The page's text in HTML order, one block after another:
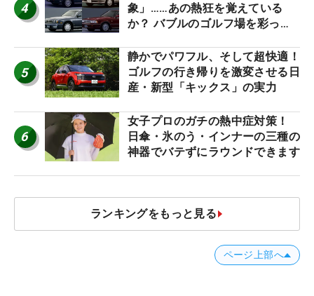
4
象」……あの熱狂を覚えている
か？ バブルのゴルフ場を彩った
5
静かでパワフル、そして超快適！
ゴルフの行き帰りを激変させる日
産・新型「キックス」の実力
6
女子プロのガチの熱中症対策！
日傘・氷のう・インナーの三種の
神器でバテずにラウンドできます
ランキングをもっと見る
ページ上部へ